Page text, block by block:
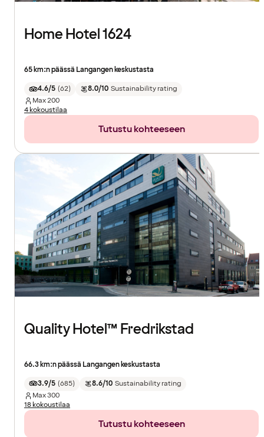
Home Hotel 1624
65 km:n päässä Langangen keskustasta
4.6/5 (62) 8.0/10 Sustainability rating
Max200
4 kokoustilaa
Tutustu kohteeseen
Quality Hotel™ Fredrikstad
66.3 km:n päässä Langangen keskustasta
3.9/5 (685) 8.6/10 Sustainability rating
Max300
18 kokoustilaa
Tutustu kohteeseen